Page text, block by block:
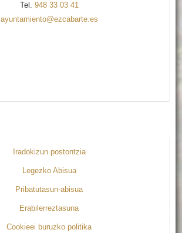
Tel. 948 33 03 41
ayuntamiento@ezcabarte.es
Iradokizun postontzia
Legezko Abisua
Pribatutasun-abisua
Erabilerreztasuna
Cookieei buruzko politika